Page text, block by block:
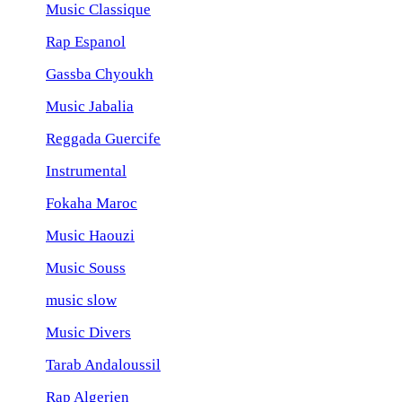
Music Classique
Rap Espanol
Gassba Chyoukh
Music Jabalia
Reggada Guercife
Instrumental
Fokaha Maroc
Music Haouzi
Music Souss
music slow
Music Divers
Tarab Andaloussil
Rap Algerien